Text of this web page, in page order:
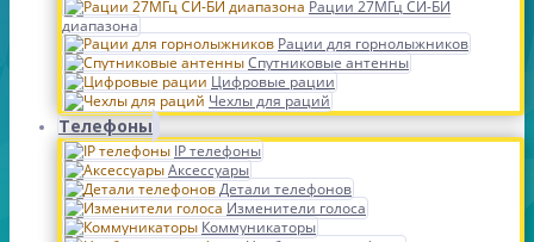
Рации 27МГц СИ-БИ
диапазона
Рации для горнолыжников
Спутниковые антенны
Цифровые рации
Чехлы для раций
Телефоны
IP телефоны
Аксессуары
Детали телефонов
Изменители голоса
Коммуникаторы